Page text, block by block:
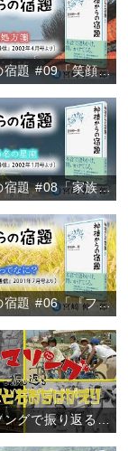
神様からの宿題 #09「笑顔の処方箋」
神様からの宿題 #08「家族という名の星座」
神様からの宿題 #06「『フツー』ってなに？」
「テーマソングで振り返る 昭和のこどもおぢばがえり」